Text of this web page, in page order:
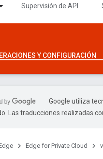
Supervisión de API
Y CONFIGURACIÓN
Google utiliza
Las traducciones realizadas
Edge for Private Cloud